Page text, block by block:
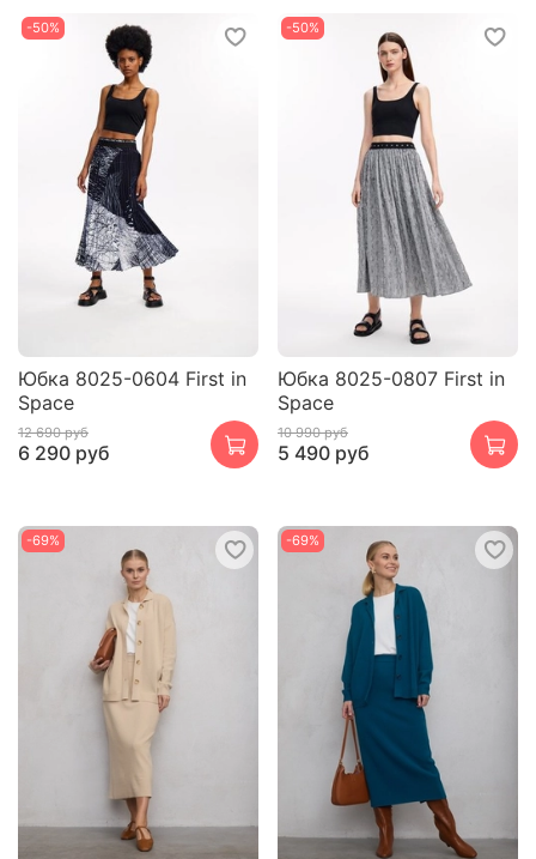
-50%
Юбка 8025-0604 First in
Space
12 690 руб
6 290 руб
-50%
Юбка 8025-0807 First in
Space
10 990 руб
5 490 руб
-69% -69%